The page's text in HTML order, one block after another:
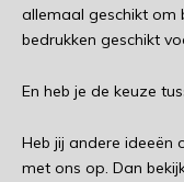
allemaal geschikt om
bedrukken geschikt
En heb je de keuze
Heb jij andere ideeën
met ons op. Dan